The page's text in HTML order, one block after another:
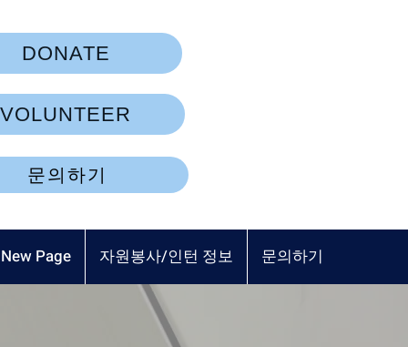
문의하기
New Page 자원봉사/인턴 정보 문의하기
DONATE
VOLUNTEER